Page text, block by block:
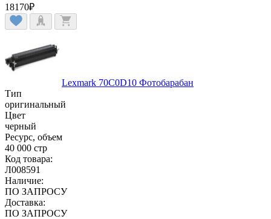
18170₽
Lexmark 70C0D10 Фотобарабан
Тип
оригинальный
Цвет
черный
Ресурс, объем
40 000 стр
Код товара:
Л008591
Наличие:
ПО ЗАПРОСУ
Доставка:
ПО ЗАПРОСУ